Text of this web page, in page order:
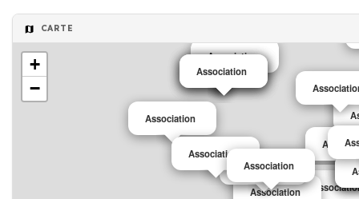
CARTE
Association
Association
Association
Association
Association
Association
Association
Association
Association
Association
+
−